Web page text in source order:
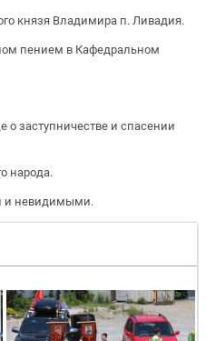
князя Владимира п. Ливадия.
пением в Кафедральном
о заступничестве и спасении
народа.
и невидимыми.